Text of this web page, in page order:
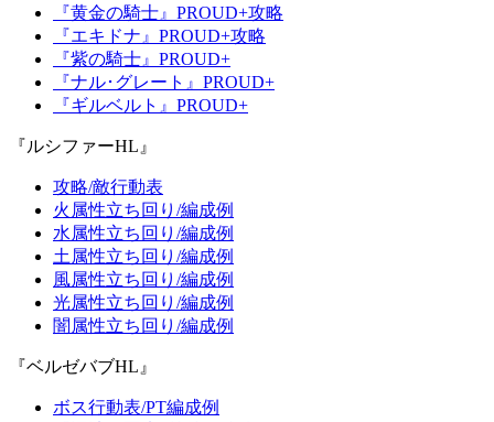
『黄金の騎士』PROUD+攻略
『エキドナ』PROUD+攻略
『紫の騎士』PROUD+
『ナル･グレート』PROUD+
『ギルベルト』PROUD+
『ルシファーHL』
攻略/敵行動表
火属性立ち回り/編成例
水属性立ち回り/編成例
土属性立ち回り/編成例
風属性立ち回り/編成例
光属性立ち回り/編成例
闇属性立ち回り/編成例
『ベルゼバブHL』
ボス行動表/PT編成例